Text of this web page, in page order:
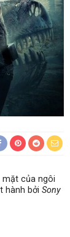
của ngôi
hành bởi Sony